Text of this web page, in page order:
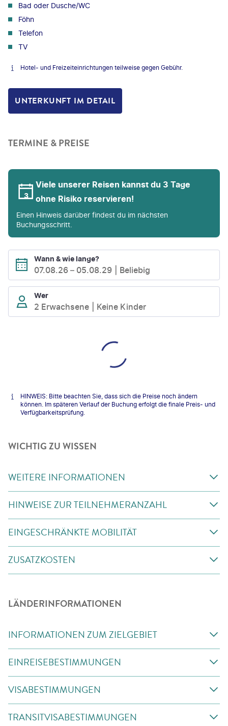
Bad oder Dusche/WC
Föhn
Telefon
TV
Hotel- und Freizeiteinrichtungen teilweise gegen Gebühr.
UNTERKUNFT IM DETAIL
TERMINE & PREISE
Viele unserer Reisen kannst du 3 Tage
ohne Risiko reservieren!
Einen Hinweis darüber findest du im nächsten
Buchungsschritt.
Wann & wie lange?
07.08.26 – 05.08.29 Beliebig
Wer
2 Erwachsene Keine Kinder
HINWEIS: Bitte beachten Sie, dass sich die Preise noch ändern
können. Im späteren Verlauf der Buchung erfolgt die finale Preis- und
Verfügbarkeitsprüfung.
WICHTIG ZU WISSEN
WEITERE INFORMATIONEN
HINWEISE ZUR TEILNEHMERANZAHL
EINGESCHRÄNKTE MOBILITÄT
ZUSATZKOSTEN
LÄNDERINFORMATIONEN
INFORMATIONEN ZUM ZIELGEBIET
EINREISEBESTIMMUNGEN
VISABESTIMMUNGEN
TRANSITVISABESTIMMUNGEN